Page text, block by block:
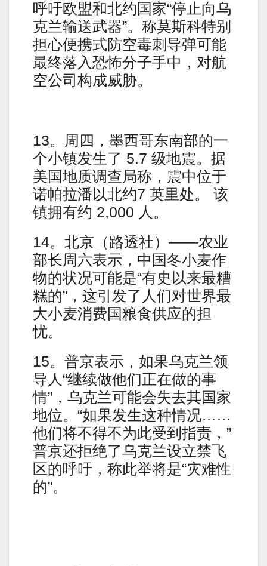
呼吁欧盟和北约国家“停止向乌
克兰输送武器”。称莫斯科特别
担心便携式防空毒刺导弹可能
最终落入恐怖分子手中，对航
空公司构成威胁。
13。周四，墨西哥东南部的一
个小镇发生了 5.7 级地震。据
美国地质调查局称，震中位于
诺帕拉潘以北约7 英里处。 该
镇拥有约 2,000 人。
14。北京（路透社）——农业
部长周六表示，中国冬小麦作
物的状况可能是“有史以来最糟
糕的”，这引发了人们对世界最
大小麦消费国粮食供应的担
忧。
15。普京表示，如果乌克兰领
导人“继续做他们正在做的事
情”，乌克兰可能会失去其国家
地位。“如果发生这种情况……
他们将不得不为此受到指责，”
普京还拒绝了乌克兰设立禁飞
区的呼吁，称此举将是“灾难性
的”。